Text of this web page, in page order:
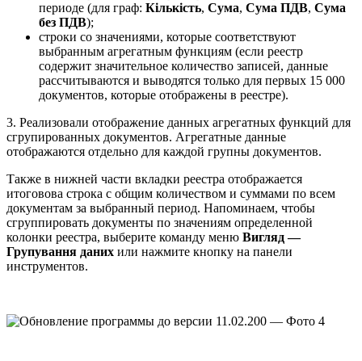
периоде (для граф: Кількість, Сума, Сума ПДВ, Сума
без ПДВ);
строки со значениями, которые соответствуют
выбранным агрегатным функциям (если реестр
содержит значительное количество записей, данные
рассчитываются и выводятся только для первых 15 000
документов, которые отображены в реестре).
3. Реализовали отображение данных агрегатных функций для
сгрупированных документов. Агрегатные данные
отображаются отдельно для каждой групны документов.
Также в нижней части вкладки реестра отображается
итоговова строка с общим количеством и суммами по всем
документам за выбранный период. Напоминаем, чтобы
сгруппировать документы по значениям определенной
колонки реестра, выберите команду меню Вигляд —
Групування даних или нажмите кнопку на панели
инструментов.